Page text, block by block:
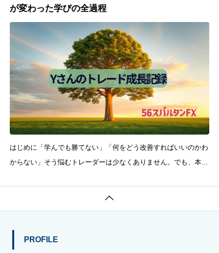
が変わった学びの全過程
はじめに「学んでも勝てない」「何をどう改善すればいいのかわ
からない」そう悩むトレーダーは少なくありません。でも、本気

PROFILE